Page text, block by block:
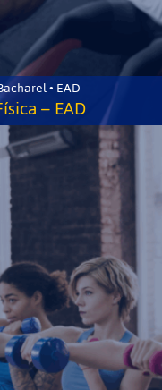
• EAD
– EAD